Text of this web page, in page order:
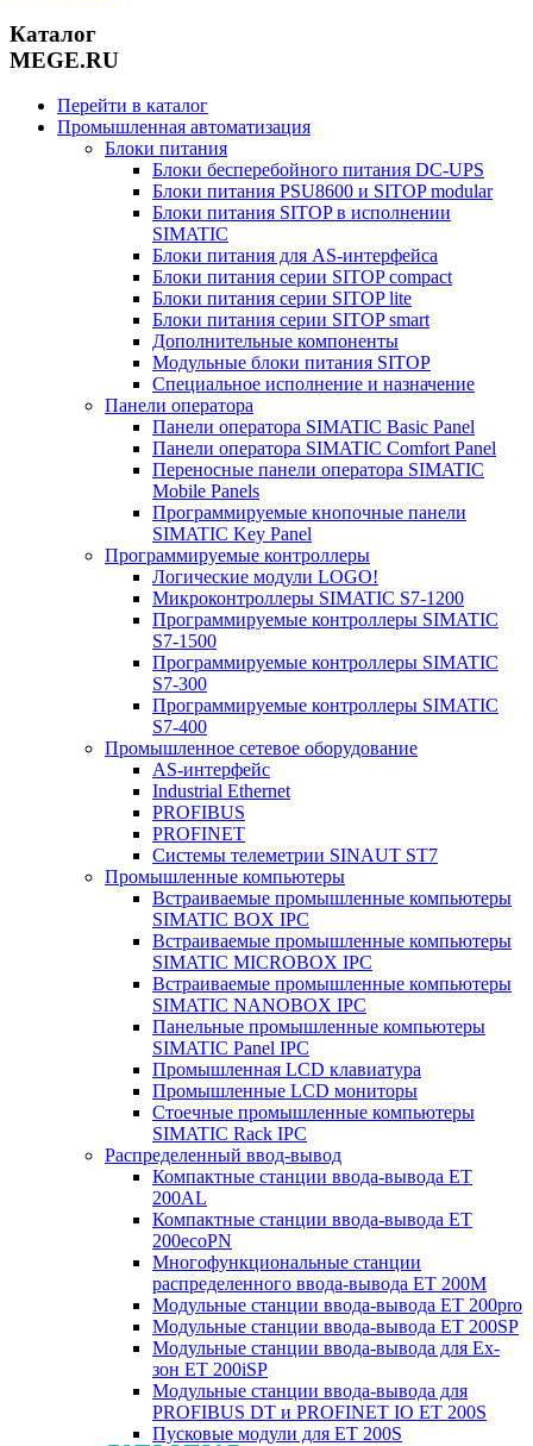
Каталог
MEGE.RU
Перейти в каталог
Промышленная автоматизация
Блоки питания
Блоки бесперебойного питания DC-UPS
Блоки питания PSU8600 и SITOP modular
Блоки питания SITOP в исполнении
SIMATIC
Блоки питания для AS-интерфейса
Блоки питания серии SITOP compact
Блоки питания серии SITOP lite
Блоки питания серии SITOP smart
Дополнительные компоненты
Модульные блоки питания SITOP
Специальное исполнение и назначение
Панели оператора
Панели оператора SIMATIC Basic Panel
Панели оператора SIMATIC Comfort Panel
Переносные панели оператора SIMATIC
Mobile Panels
Программируемые кнопочные панели
SIMATIC Key Panel
Программируемые контроллеры
Логические модули LOGO!
Микроконтроллеры SIMATIC S7-1200
Программируемые контроллеры SIMATIC
S7-1500
Программируемые контроллеры SIMATIC
S7-300
Программируемые контроллеры SIMATIC
S7-400
Промышленное сетевое оборудование
AS-интерфейс
Industrial Ethernet
PROFIBUS
PROFINET
Системы телеметрии SINAUT ST7
Промышленные компьютеры
Встраиваемые промышленные компьютеры
SIMATIC BOX IPC
Встраиваемые промышленные компьютеры
SIMATIC MICROBOX IPC
Встраиваемые промышленные компьютеры
SIMATIC NANOBOX IPC
Панельные промышленные компьютеры
SIMATIC Panel IPC
Промышленная LCD клавиатура
Промышленные LCD мониторы
Стоечные промышленные компьютеры
SIMATIC Rack IPC
Распределенный ввод-вывод
Компактные станции ввода-вывода ET
200AL
Компактные станции ввода-вывода ET
200ecoPN
Многофункциональные станции
распределенного ввода-вывода ET 200M
Модульные станции ввода-вывода ET 200pro
Модульные станции ввода-вывода ET 200SP
Модульные станции ввода-вывода для Ex-
зон ET 200iSP
Модульные станции ввода-вывода для
PROFIBUS DT и PROFINET IO ET 200S
Пусковые модули для ET 200S